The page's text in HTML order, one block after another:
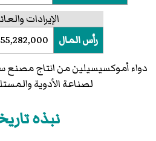
الإيرادات
رأس المال
3,855,282,000
دواء أموكسيسيلين من انتاج مصنع
لصناعة الأدوية
نبذه